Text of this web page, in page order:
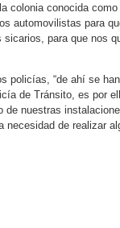
colonia conocida
automovilistas para
sicarios, para que nos
policías, “de ahí se
de Tránsito, es por
nuestras
necesidad de realizar